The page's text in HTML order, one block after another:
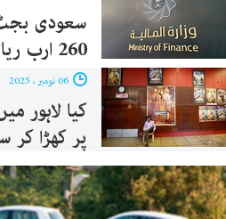
260 ارب ریال آمدنی
کیا لاہور
پر کھڑا کر